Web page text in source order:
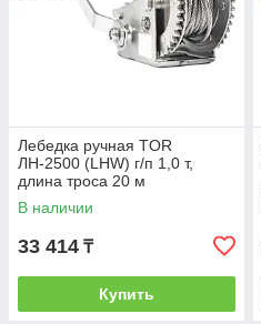
Лебедка ручная TOR
ЛН-2500 (LHW) г/п 1,0 т,
длина троса 20 м
В наличии
33 414 ₸
Купить